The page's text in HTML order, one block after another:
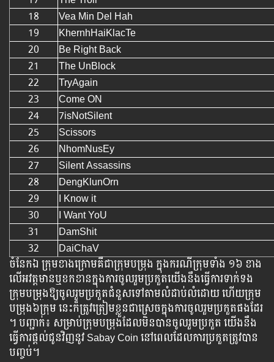
18
Vea Min Del Hah
19
KhernhHaiKlacTe
20
Be Right Back
21
The UnBlock
22
TryAgain
23
Come ON
24
7isNotSilent
25
Scissors
26
NhomNusEy
27
Silent Assassins
28
DengKlunOrn
29
I Know it
30
I Want YoU
31
DamShit
32
DaiChaV
ចំនែកឯ​​ ក្រុម​ខាង​ក្រោម​គឺ​ជា​ក្រុម​បម្រុង​​ ក្នុង​ករណី​ក្រុម​ទាំង ១៦ ខាង​
លើ​អវត្តមាន​ឬ​ខក​ខាន​ក្នុង​ការ​ចូល​រួម​ប្រកួត​យើង​នឹង​ធ្វើ​ការ​ទាក់​ទង​
ក្រុម​បម្រុង​​ឱ្យ​ចូល​រួម​ប្រកួត​ជំនួស​ទៅ​តាម​លំដាប់​លំដោយ​ ហើយ​ក្រុម​
បម្រុង៦ក្រុម​ នេះក៏​ត្រូវ​ត្រៀម​ខ្លួន​ជា​ស្រេច​ក្នុង​ការ​ចូល​រួម​ប្រកួត​ផង​ដែរ​
។ បញ្ជាក់៖ សម្រាប់​ក្រុម​​​បម្រុង​​ដែល​មិន​បាន​ចូល​រួម​ប្រកួត​​ យើងនឹង​
ធ្វើ​ការ​ផ្ដល់​ជូន​វិញ​នូវ​ Sabay Coin ​នៅ​ពេល​ដែល​ការ​ប្រកួត​ត្រូវ​បាន​
បញ្ចប់​។